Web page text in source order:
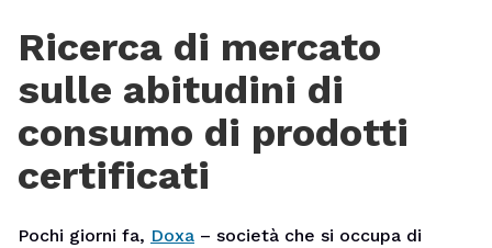
Ricerca di mercato
sulle abitudini di
consumo di prodotti
certificati
Pochi giorni fa, Doxa – società che si occupa di